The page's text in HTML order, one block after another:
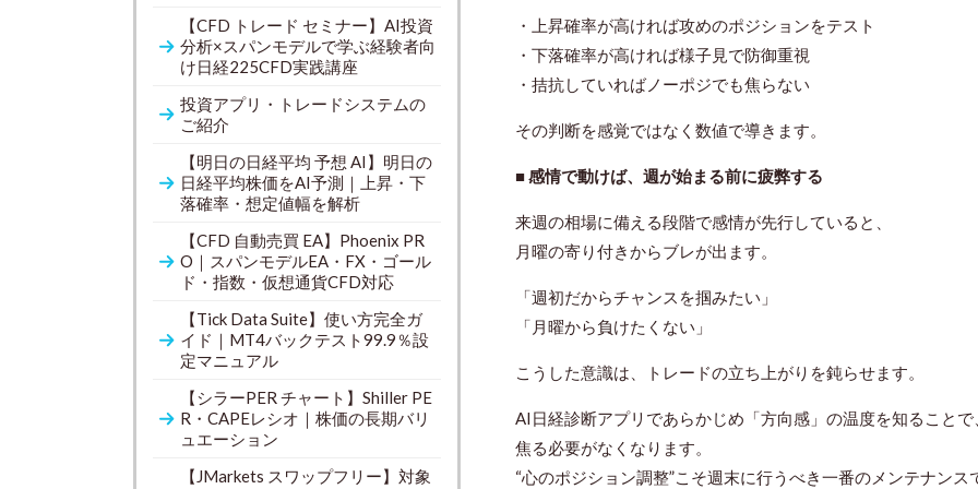
・上昇確率が高ければ攻めのポジションをテスト
・下落確率が高ければ様子見で防御重視
・拮抗していればノーポジでも焦らない
その判断を感覚ではなく数値で導きます。
■ 感情で動けば、週が始まる前に疲弊する
来週の相場に備える段階で感情が先行していると、
月曜の寄り付きからブレが出ます。
「週初だからチャンスを掴みたい」
「月曜から負けたくない」
こうした意識は、トレードの立ち上がりを鈍らせます。
AI日経診断アプリであらかじめ「方向感」の温度を知ることで
焦る必要がなくなります。
“心のポジション調整”こそ週末に行うべき一番のメンテナンス
【CFD トレード セミナー】AI投資
分析×スパンモデルで学ぶ経験者向
け日経225CFD実践講座
投資アプリ・トレードシステムの
ご紹介
【明日の日経平均 予想 AI】明日の
日経平均株価をAI予測｜上昇・下
落確率・想定値幅を解析
【CFD 自動売買 EA】Phoenix PR
O｜スパンモデルEA・FX・ゴール
ド・指数・仮想通貨CFD対応
【Tick Data Suite】使い方完全ガ
イド｜MT4バックテスト99.9％設
定マニュアル
【シラーPER チャート】Shiller PE
R・CAPEレシオ｜株価の長期バリ
ュエーション
【JMarkets スワップフリー】対象